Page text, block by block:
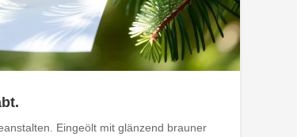
Eingeölt mit glänzend brauner